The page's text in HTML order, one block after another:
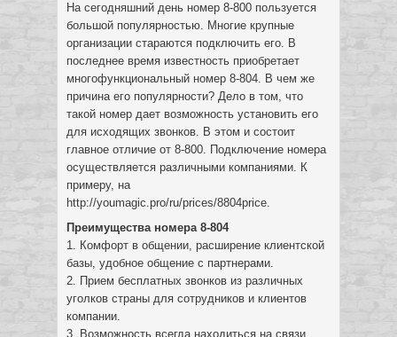
На сегодняшний день номер 8-800 пользуется
большой популярностью. Многие крупные
организации стараются подключить его. В
последнее время известность приобретает
многофункциональный номер 8-804. В чем же
причина его популярности? Дело в том, что
такой номер дает возможность установить его
для исходящих звонков. В этом и состоит
главное отличие от 8-800. Подключение номера
осуществляется различными компаниями. К
примеру, на
http://youmagic.pro/ru/prices/8804price.
Преимущества номера 8-804
1. Комфорт в общении, расширение клиентской
базы, удобное общение с партнерами.
2. Прием бесплатных звонков из различных
уголков страны для сотрудников и клиентов
компании.
3. Возможность всегда находиться на связи.